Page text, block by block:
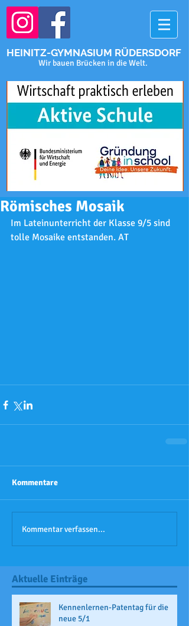
HEINITZ-GYMNASIUM RÜDERSDORF
Wir bauen Brücken in die Welt.
Römisches Mosaik
Im Lateinunterricht der Klasse 9/5 sind
tolle Mosaike entstanden. AT
Kommentare
Kommentar verfassen...
Aktuelle Einträge
Kennenlernen-Patentag für die
neue 5/1